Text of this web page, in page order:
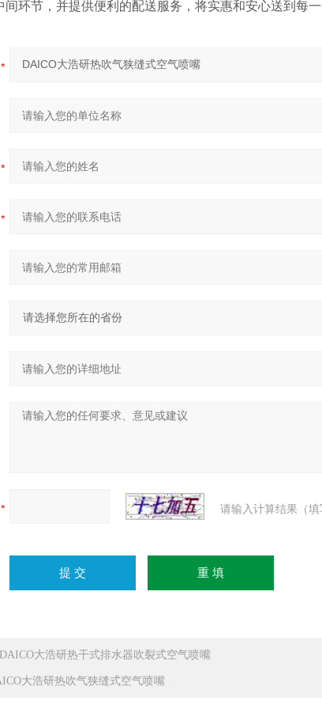
间环节，并提供便利的配送服务，将实惠和安心送到每一
请输入计算结果（
大浩研热干式排水器吹裂式空气喷嘴
大浩研热吹气狭缝式空气喷嘴